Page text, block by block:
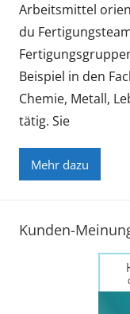
Arbeitsmittel
du
Beispiel in den
Chemie, Metall,
tätig. Sie
Mehr dazu
Kunden-